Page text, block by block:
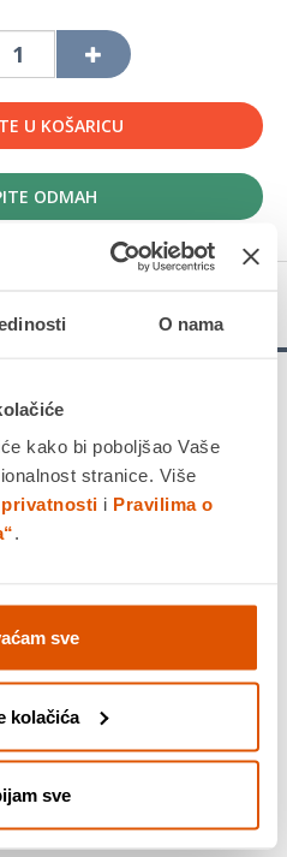
O nama
kako bi poboljšao Vaše
stranice. Više
i Pravilima o
.
sve
kolačića
sve
U KOŠARICU
ODMAH
uz Marvel's Spider-Man
putovanje
između Petera Parkera i
različite priče i epske
Venomprijeti uništiti njihove